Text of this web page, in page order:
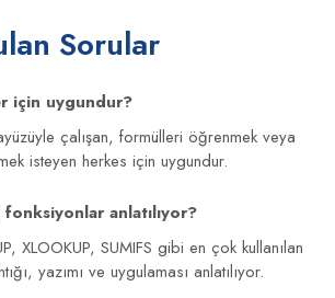
Sorular
için uygundur?
çalışan, formülleri öğrenmek veya
isteyen herkes için uygundur.
anlatılıyor?
XLOOKUP, SUMIFS gibi en çok kullanılan
yazımı ve uygulaması anlatılıyor.